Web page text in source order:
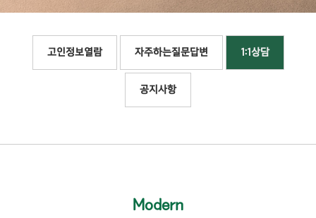
고인정보열람 자주하는질문답변 1:1상담
공지사항
Modern